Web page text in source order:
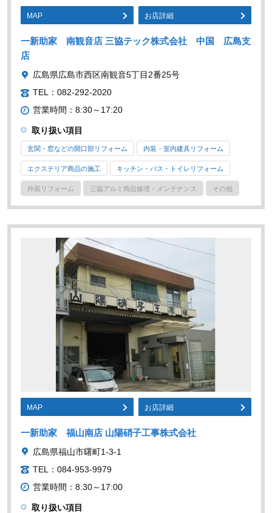
MAP お店詳細
一新助家 南観音店 三協テック株式会社 中国 広島支
店
広島県広島市西区南観音5丁目2番25号
TEL：082-292-2020
営業時間：8:30～17:20
取り扱い項目
玄関・窓などの開口部リフォーム 内装・室内建具リフォーム
エクステリア商品の施工 キッチン・バス・トイレリフォーム
外装リフォーム 三協アルミ商品修理・メンテナンス その他
MAP お店詳細
一新助家 福山南店 山陽硝子工事株式会社
広島県福山市曙町1-3-1
TEL：084-953-9979
営業時間：8:30～17:00
取り扱い項目